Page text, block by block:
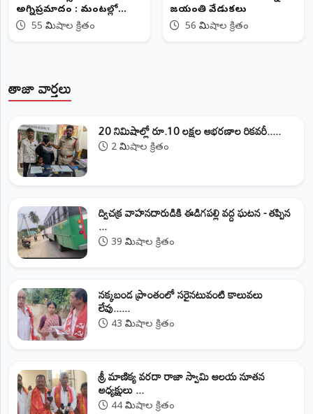
అగ్నిప్రమాదం : మంటల్లో
కాలిపోయిన భారీగా మద్యం
55 నిమిషాల క్రితం
జయంతి వేడుకలు
56 నిమిషాల క్రితం
తాజా వార్తలు
20 నిమిషాల్లో రూ.10 లక్షల ఆభరణాల రికవరీ.....
2 నిమిషాల క్రితం
ద్విచక్ర వాహనదారుడికి ఈడిగపల్లి వద్ద ఘటన - తప్పిన
...
39 నిమిషాల క్రితం
నక్కబండ ప్రాంతంలో సరైనటువంటి కాలువలు
లేవు......
43 నిమిషాల క్రితం
శ్రీ మాణిక్య వరదా రాజా స్వామి ఆలయ నూతన
అధ్యక్షులు ...
44 నిమిషాల క్రితం